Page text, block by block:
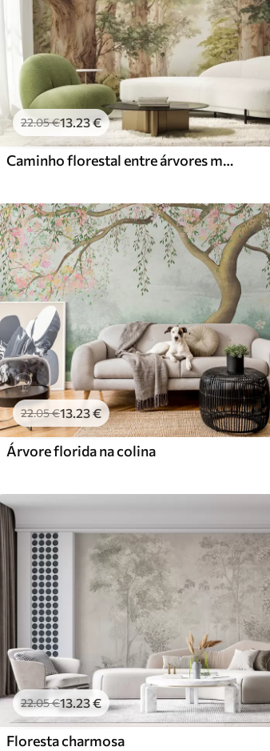
22.05€13.23€
Caminho florestal entre árvores majestosas em estilo aquarela
22.05€13.23€
Árvore florida na colina
22.05€13.23€
Floresta charmosa